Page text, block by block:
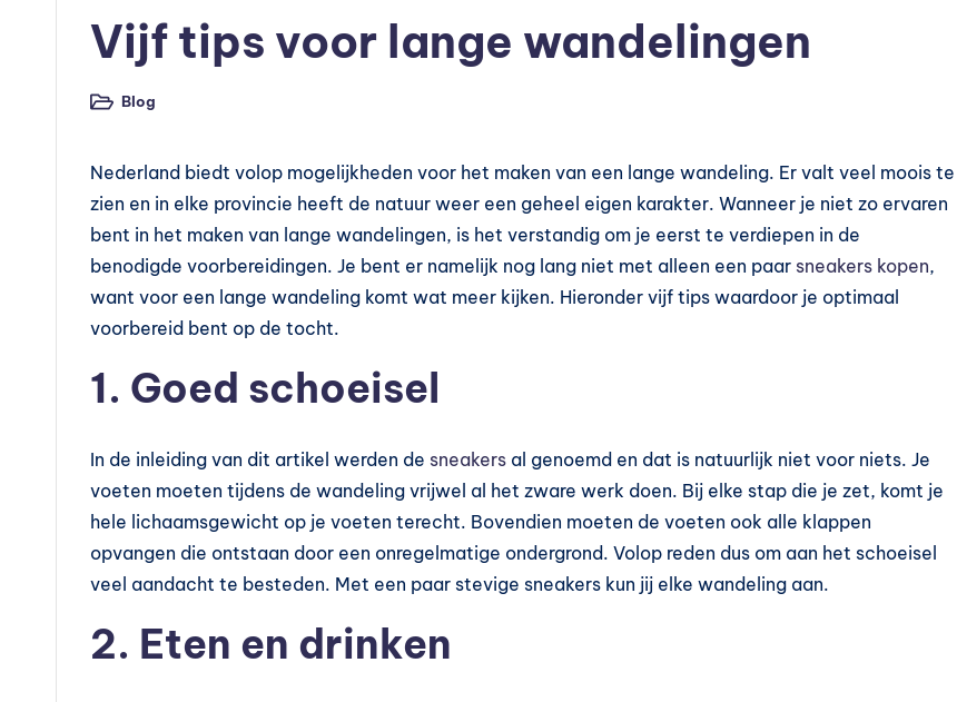
in
Vijf tips voor lange wandelingen
Geplaatst
Blog
Nederland biedt volop mogelijkheden voor het maken van een lange wandeling. Er valt veel moois te
zien en in elke provincie heeft de natuur weer een geheel eigen karakter. Wanneer je niet zo ervaren
bent in het maken van lange wandelingen, is het verstandig om je eerst te verdiepen in de
benodigde voorbereidingen. Je bent er namelijk nog lang niet met alleen een paar sneakers kopen,
want voor een lange wandeling komt wat meer kijken. Hieronder vijf tips waardoor je optimaal
voorbereid bent op de tocht.
1. Goed schoeisel
In de inleiding van dit artikel werden de sneakers al genoemd en dat is natuurlijk niet voor niets. Je
voeten moeten tijdens de wandeling vrijwel al het zware werk doen. Bij elke stap die je zet, komt je
hele lichaamsgewicht op je voeten terecht. Bovendien moeten de voeten ook alle klappen
opvangen die ontstaan door een onregelmatige ondergrond. Volop reden dus om aan het schoeisel
veel aandacht te besteden. Met een paar stevige sneakers kun jij elke wandeling aan.
2. Eten en drinken